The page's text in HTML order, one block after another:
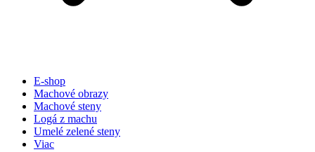
E-shop
Machové obrazy
Machové steny
Logá z machu
Umelé zelené steny
Viac